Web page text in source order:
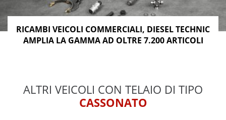
RICAMBI VEICOLI COMMERCIALI, DIESEL TECHNIC
AMPLIA LA GAMMA AD OLTRE 7.200 ARTICOLI
ALTRI VEICOLI CON TELAIO DI TIPO
CASSONATO